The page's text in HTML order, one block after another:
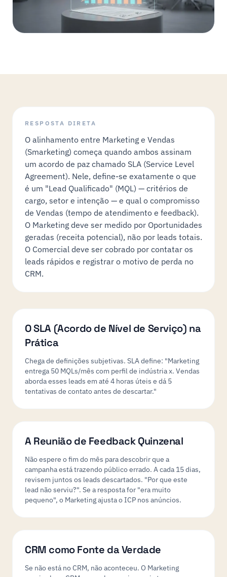
RESPOSTA DIRETA
O alinhamento entre Marketing e Vendas
(Smarketing) começa quando ambos assinam
um acordo de paz chamado SLA (Service Level
Agreement). Nele, define-se exatamente o que
é um "Lead Qualificado" (MQL) — critérios de
cargo, setor e intenção — e qual o compromisso
de Vendas (tempo de atendimento e feedback).
O Marketing deve ser medido por Oportunidades
geradas (receita potencial), não por leads totais.
O Comercial deve ser cobrado por contatar os
leads rápidos e registrar o motivo de perda no
CRM.
O SLA (Acordo de Nível de Serviço) na
Prática
Chega de definições subjetivas. SLA define: "Marketing
entrega 50 MQLs/mês com perfil de indústria x. Vendas
aborda esses leads em até 4 horas úteis e dá 5
tentativas de contato antes de descartar."
A Reunião de Feedback Quinzenal
Não espere o fim do mês para descobrir que a
campanha está trazendo público errado. A cada 15 dias,
revisem juntos os leads descartados. "Por que este
lead não serviu?". Se a resposta for "era muito
pequeno", o Marketing ajusta o ICP nos anúncios.
CRM como Fonte da Verdade
Se não está no CRM, não aconteceu. O Marketing